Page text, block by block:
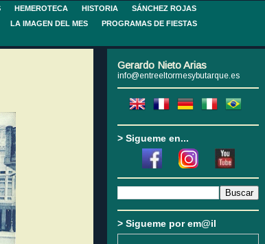
HEMEROTECA HISTORIA
SÁNCHEZ ROJAS
LA IMAGEN DEL MES
PROGRAMAS DE FIESTAS
Gerardo Nieto Arias
info@entreeltormesybutarque.es
> Sigueme en...
> Sigueme por em@il